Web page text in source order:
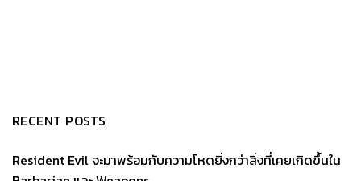
RECENT POSTS
Resident Evil จะมาพร้อมกับความโหดยิ่งกว่าสิ่งที่เคยเกิดขึ้นใน